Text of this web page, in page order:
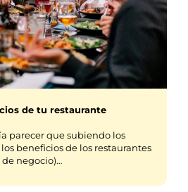
de tu restaurante
parecer que subiendo los
beneficios de los restaurantes
de negocio)…